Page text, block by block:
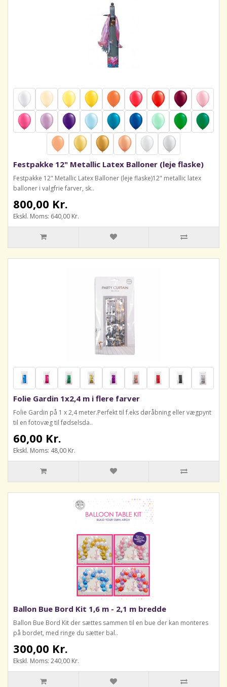
Festpakke 12" Metallic Latex Balloner (leje flaske)
Festpakke 12" Metallic Latex Balloner (leje flaske)12" metallic latex
balloner i valgfrie farver, sk..
800,00 Kr.
Ekskl. Moms: 640,00 Kr.
Folie Gardin 1x2,4 m i flere farver
Folie Gardin på 1 x 2,4 meter.Perfekt til f.eks døråbning eller vægpynt
til en fotovæg til fødselsda..
60,00 Kr.
Ekskl. Moms: 48,00 Kr.
Ballon Bue Bord Kit 1,6 m - 2,1 m bredde
Ballon Bue Bord Kit der sættes sammen til en bue der kan monteres
på bordet, med ringe du sætter bal..
300,00 Kr.
Ekskl. Moms: 240,00 Kr.